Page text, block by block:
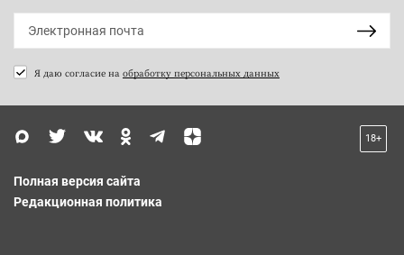
Я даю согласие на обработку персональных данных
18+
Полная версия сайта
Редакционная политика